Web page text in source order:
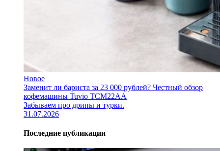
Новое
Заменит ли бариста за 23 000 рублей? Честный обзор
кофемашины Tuvio TCM22AA
Забываем про дрипы и турки.
31.07.2026
Последние публикации